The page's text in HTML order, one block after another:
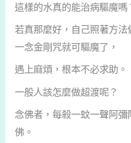
這樣的水真的能治病驅魔嗎
若真那麼好，自己照著方
一念金剛咒就可驅魔了，
遇上麻煩，根本不必求助。
一般人該怎麼做超渡呢？
念佛者，每殺一蚊一聲阿
佛。